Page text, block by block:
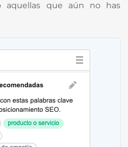
aquellas que aún no has